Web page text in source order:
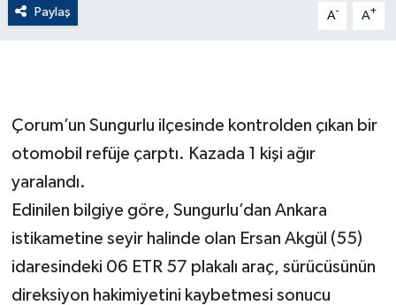
Paylaş A- A+
Çorum’un Sungurlu ilçesinde kontrolden çıkan bir
otomobil refüje çarptı. Kazada 1 kişi ağır
yaralandı.
Edinilen bilgiye göre, Sungurlu’dan Ankara
istikametine seyir halinde olan Ersan Akgül (55)
idaresindeki 06 ETR 57 plakalı araç, sürücüsünün
direksiyon hakimiyetini kaybetmesi sonucu
Flaş Haber
GENEL
GÜNDEM
Güvenlik
HABERDE İNSAN
İNSAN